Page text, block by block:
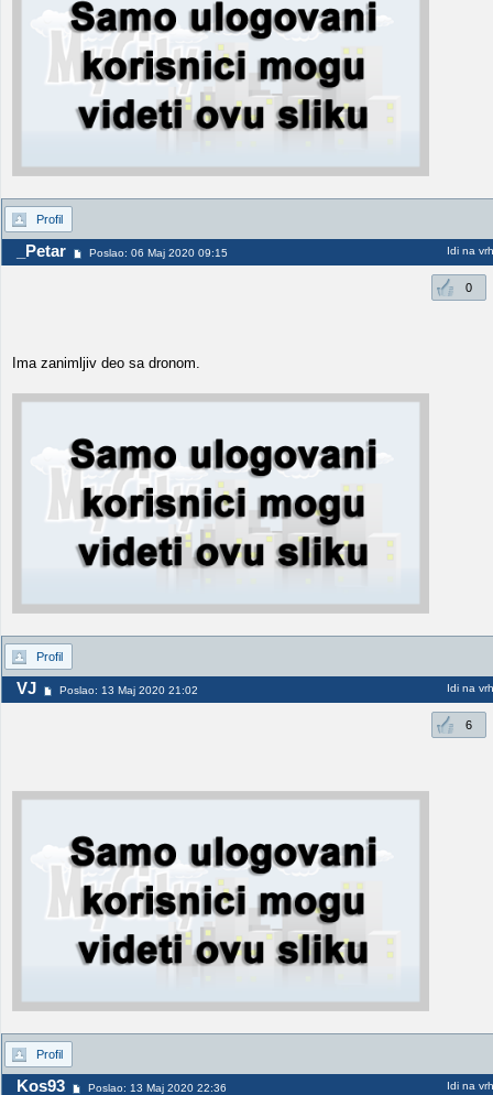
Profil
_Petar Poslao: 06 Maj 2020 09:15 Idi na vrh
0
Ima zanimljiv deo sa dronom.
Profil
VJ Poslao: 13 Maj 2020 21:02 Idi na vrh
6
Profil
Kos93 Poslao: 13 Maj 2020 22:36 Idi na vrh